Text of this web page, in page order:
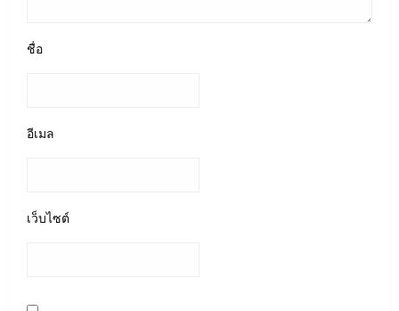
ชื่อ
อีเมล
เว็บไซต์